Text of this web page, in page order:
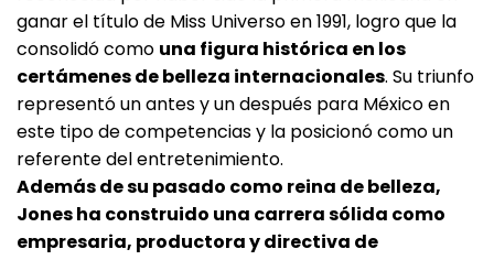
ganar el título de Miss Universo en 1991, logro que la
consolidó como una figura histórica en los
certámenes de belleza internacionales. Su triunfo
representó un antes y un después para México en
este tipo de competencias y la posicionó como un
referente del entretenimiento.
Además de su pasado como reina de belleza,
Jones ha construido una carrera sólida como
empresaria, productora y directiva de